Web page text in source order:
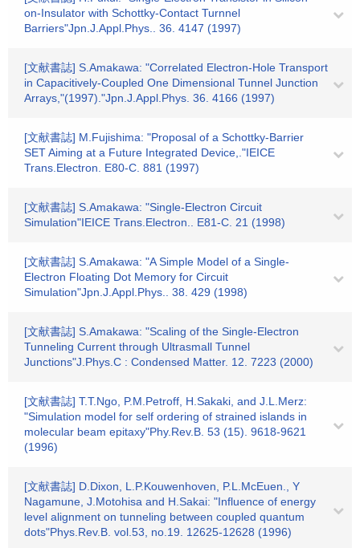
on-Insulator with Schottky-Contact Turnnel
Barriers"Jpn.J.Appl.Phys.. 36. 4147 (1997)
[文献書誌] S.Amakawa: "Correlated Electron-Hole Transport
in Capacitively-Coupled One Dimensional Tunnel Junction
Arrays,"(1997)."Jpn.J.Appl.Phys. 36. 4166 (1997)
[文献書誌] M.Fujishima: "Proposal of a Schottky-Barrier
SET Aiming at a Future Integrated Device,."IEICE
Trans.Electron. E80-C. 881 (1997)
[文献書誌] S.Amakawa: "Single-Electron Circuit
Simulation"IEICE Trans.Electron.. E81-C. 21 (1998)
[文献書誌] S.Amakawa: "A Simple Model of a Single-
Electron Floating Dot Memory for Circuit
Simulation"Jpn.J.Appl.Phys.. 38. 429 (1998)
[文献書誌] S.Amakawa: "Scaling of the Single-Electron
Tunneling Current through Ultrasmall Tunnel
Junctions"J.Phys.C : Condensed Matter. 12. 7223 (2000)
[文献書誌] T.T.Ngo, P.M.Petroff, H.Sakaki, and J.L.Merz:
"Simulation model for self ordering of strained islands in
molecular beam epitaxy"Phy.Rev.B. 53 (15). 9618-9621
(1996)
[文献書誌] D.Dixon, L.P.Kouwenhoven, P.L.McEuen., Y
Nagamune, J.Motohisa and H.Sakai: "Influence of energy
level alignment on tunneling between coupled quantum
dots"Phys.Rev.B. vol.53, no.19. 12625-12628 (1996)